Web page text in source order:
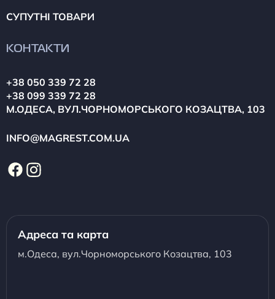
СУПУТНІ ТОВАРИ
КОНТАКТИ
+38 050 339 72 28
+38 099 339 72 28
М.ОДЕСА, ВУЛ.ЧОРНОМОРСЬКОГО КОЗАЦТВА, 103
INFO@MAGREST.COM.UA
Адреса та карта
м.Одеса, вул.Чорноморського Козацтва, 103